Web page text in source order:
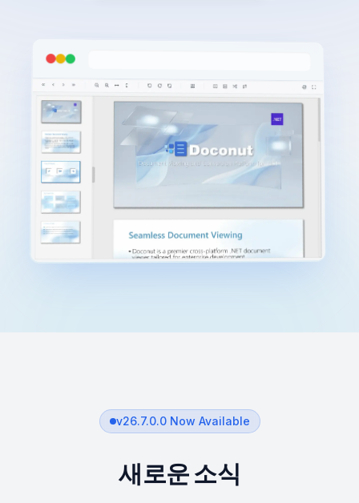
v26.7.0.0Now Available
새로운 소식